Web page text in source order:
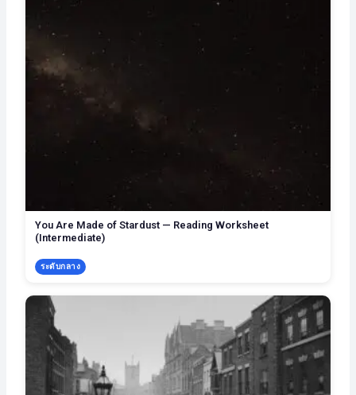
You Are Made of Stardust — Reading Worksheet
(Intermediate)
ระดับกลาง